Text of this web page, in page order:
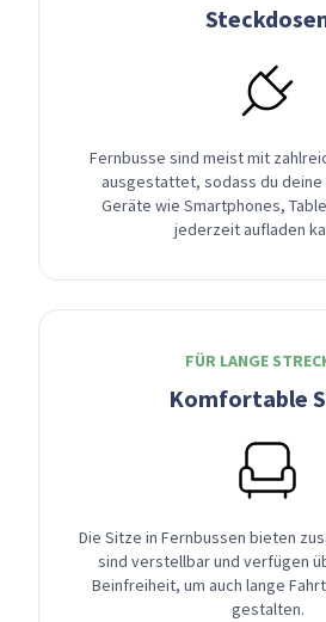
Fernbusse sind meist mit
ausgestattet, sodass du
Geräte wie Smartphones,
jederzeit aufladen
FÜR LANGE
Komfortable
Die Sitze in Fernbussen bieten
sind verstellbar und verfügen
Beinfreiheit, um auch lange
gestalten.